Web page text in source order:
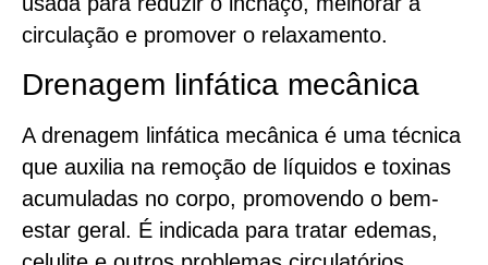
circulação e promover o relaxamento.
Drenagem linfática mecânica
A drenagem linfática mecânica é uma técnica
que auxilia na remoção de líquidos e toxinas
acumuladas no corpo, promovendo o bem-
estar geral. É indicada para tratar edemas,